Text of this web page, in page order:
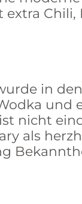
extra Chili,
in
und
nicht
als